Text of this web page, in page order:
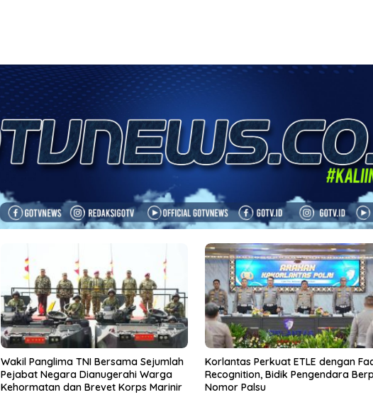
Korlantas Perkuat ETLE dengan Face
Recognition, Bidik Pengendara Berpelat
Nomor Palsu
Ketum PSSI Erick Minta Timnas
Indonesia Bangkit Usai Kekalahan
Vietnam di Piala AFF 2026